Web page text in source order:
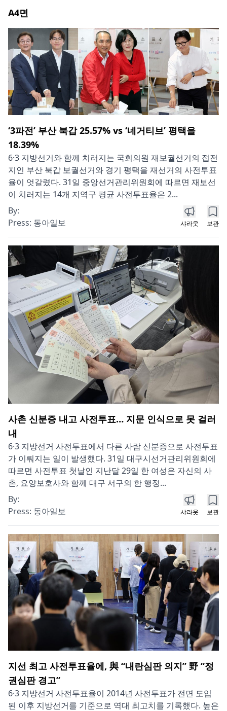
A4면
‘3파전’ 부산 북갑 25.57% vs ‘네거티브’ 평택을
18.39%
6·3 지방선거와 함께 치러지는 국회의원 재보궐선거의 접전
지인 부산 북갑 보궐선거와 경기 평택을 재선거의 사전투표
율이 엇갈렸다. 31일 중앙선거관리위원회에 따르면 재보선
이 치러지는 14개 지역구 평균 사전투표율은 2...
By:
Press: 동아일보 샤라웃 보관
사촌 신분증 내고 사전투표… 지문 인식으로 못 걸러
내
6·3 지방선거 사전투표에서 다른 사람 신분증으로 사전투표
가 이뤄지는 일이 발생했다. 31일 대구시선거관리위원회에
따르면 사전투표 첫날인 지난달 29일 한 여성은 자신의 사
촌, 요양보호사와 함께 대구 서구의 한 행정...
By:
Press: 동아일보 샤라웃 보관
지선 최고 사전투표율에, 與 “내란심판 의지” 野 “정
권심판 경고”
6·3 지방선거 사전투표율이 2014년 사전투표가 전면 도입
된 이후 지방선거를 기준으로 역대 최고치를 기록했다. 높은